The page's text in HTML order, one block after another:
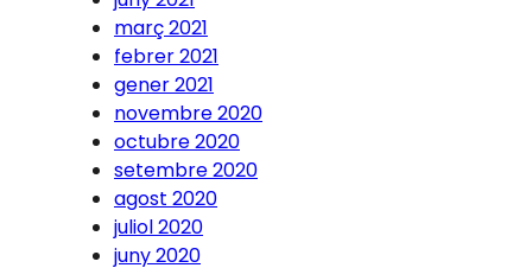
març 2021
febrer 2021
gener 2021
novembre 2020
octubre 2020
setembre 2020
agost 2020
juliol 2020
juny 2020